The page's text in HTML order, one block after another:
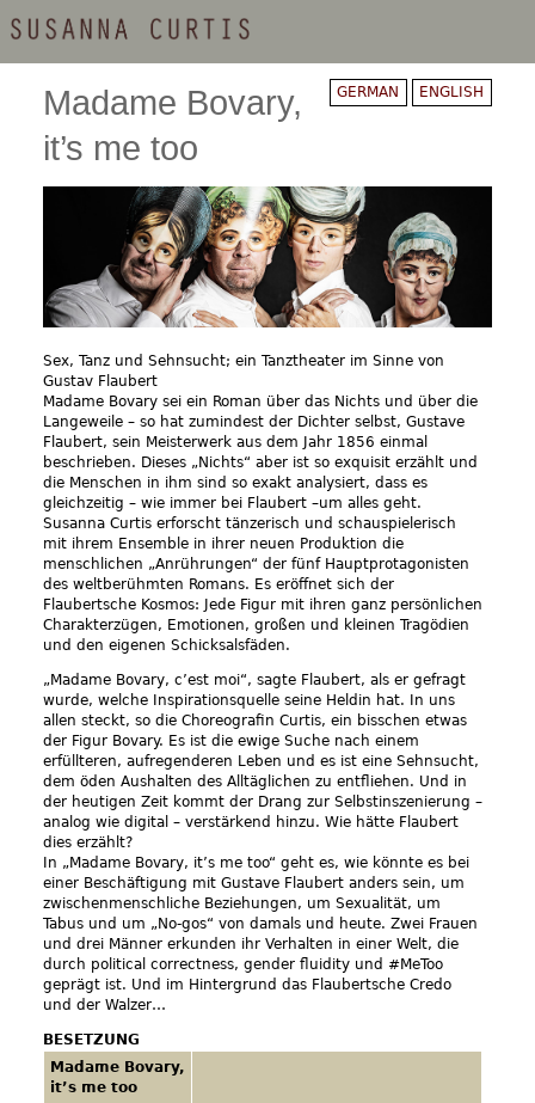
zum
GERMAN ENGLISH
Madame Bovary,
it’s me too
Sex, Tanz und Sehnsucht; ein Tanztheater im Sinne von
Gustav Flaubert
Madame Bovary sei ein Roman über das Nichts und über die
Langeweile – so hat zumindest der Dichter selbst, Gustave
Flaubert, sein Meisterwerk aus dem Jahr 1856 einmal
beschrieben. Dieses „Nichts“ aber ist so exquisit erzählt und
die Menschen in ihm sind so exakt analysiert, dass es
gleichzeitig – wie immer bei Flaubert –um alles geht.
Susanna Curtis erforscht tänzerisch und schauspielerisch
mit ihrem Ensemble in ihrer neuen Produktion die
menschlichen „Anrührungen“ der fünf Hauptprotagonisten
des weltberühmten Romans. Es eröffnet sich der
Flaubertsche Kosmos: Jede Figur mit ihren ganz persönlichen
Charakterzügen, Emotionen, großen und kleinen Tragödien
und den eigenen Schicksalsfäden.
„Madame Bovary, c’est moi“, sagte Flaubert, als er gefragt
wurde, welche Inspirationsquelle seine Heldin hat. In uns
allen steckt, so die Choreografin Curtis, ein bisschen etwas
der Figur Bovary. Es ist die ewige Suche nach einem
erfüllteren, aufregenderen Leben und es ist eine Sehnsucht,
dem öden Aushalten des Alltäglichen zu entfliehen. Und in
der heutigen Zeit kommt der Drang zur Selbstinszenierung –
analog wie digital – verstärkend hinzu. Wie hätte Flaubert
dies erzählt?
In „Madame Bovary, it’s me too“ geht es, wie könnte es bei
einer Beschäftigung mit Gustave Flaubert anders sein, um
zwischenmenschliche Beziehungen, um Sexualität, um
Tabus und um „No-gos“ von damals und heute. Zwei Frauen
und drei Männer erkunden ihr Verhalten in einer Welt, die
durch political correctness, gender fluidity und #MeToo
geprägt ist. Und im Hintergrund das Flaubertsche Credo
und der Walzer…
BESETZUNG
Madame Bovary,
it’s me too